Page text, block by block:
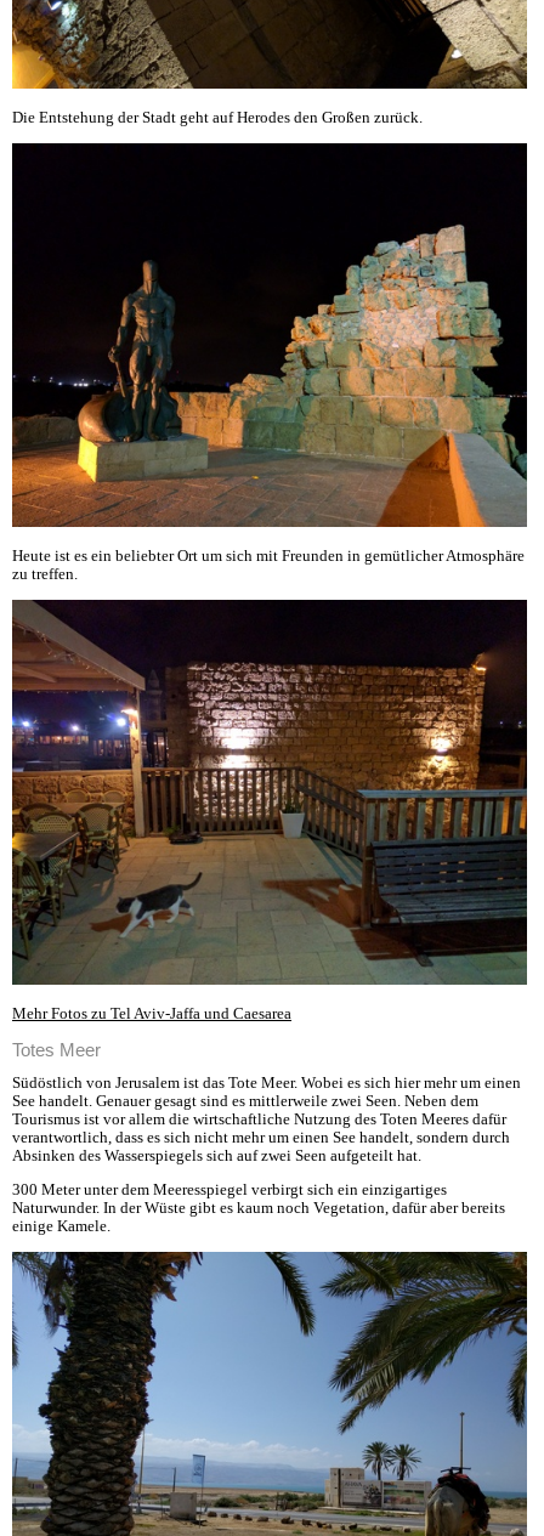
Die Entstehung der Stadt geht auf Herodes den Großen zurück.
Heute ist es ein beliebter Ort um sich mit Freunden in gemütlicher Atmosphäre
zu treffen.
Mehr Fotos zu Tel Aviv-Jaffa und Caesarea
Totes Meer
Südöstlich von Jerusalem ist das Tote Meer. Wobei es sich hier mehr um einen
See handelt. Genauer gesagt sind es mittlerweile zwei Seen. Neben dem
Tourismus ist vor allem die wirtschaftliche Nutzung des Toten Meeres dafür
verantwortlich, dass es sich nicht mehr um einen See handelt, sondern durch
Absinken des Wasserspiegels sich auf zwei Seen aufgeteilt hat.
300 Meter unter dem Meeresspiegel verbirgt sich ein einzigartiges
Naturwunder. In der Wüste gibt es kaum noch Vegetation, dafür aber bereits
einige Kamele.